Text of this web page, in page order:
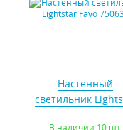
Настенный
светильник
В наличии 10 шт.